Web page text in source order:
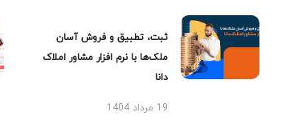
ثبت، تطبیق و فروش آسان
ملک‌ها با نرم افزار مشاور املاک
دانا
19 مرداد 1404